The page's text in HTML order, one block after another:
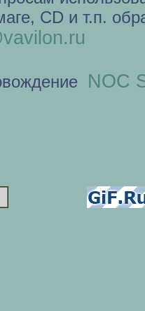
CD и т.п.
NOC